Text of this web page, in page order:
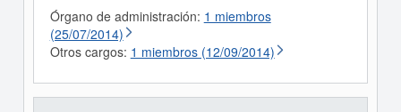
Órgano de administración: 1 miembros
(25/07/2014)
Otros cargos: 1 miembros (12/09/2014)